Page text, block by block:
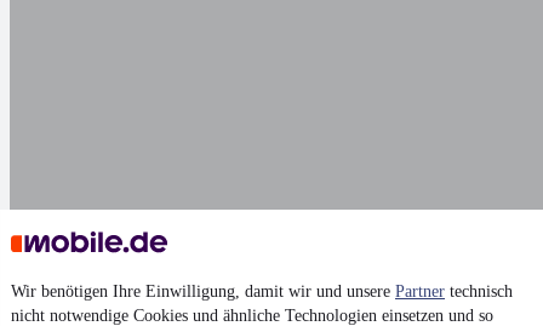
Wir benötigen Ihre Einwilligung, damit wir und unsere Partner technisch
nicht notwendige Cookies und ähnliche Technologien einsetzen und so
Darstellung